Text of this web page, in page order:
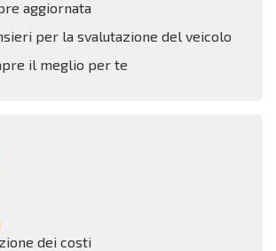
aggiornata
per la svalutazione del veicolo
il meglio per te
dei costi